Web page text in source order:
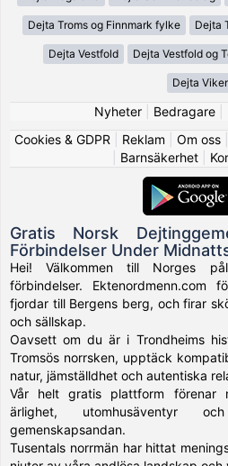
Dejta Troms og Finnmark fylke Dejta
Dejta Vestfold Dejta Vestfold og
Dejta
Nyheter| Bedragare|
Cookies & GDPR
Reklam Om oss|
Barnsäkerhet|
Gratis Norsk
Förbindelser Under
Hei! Välkommen till Norges
förbindelser. Ektenordmenn.com
fjordar till Bergens berg, och firar
och sällskap.
Oavsett om du är i Trondheims
Tromsös norrsken, upptäck
natur, jämställdhet och autentiska
Vår helt gratis plattform förenar
ärlighet, utomhusäventyr
gemenskapsandan.
Tusentals norrmän har hittat